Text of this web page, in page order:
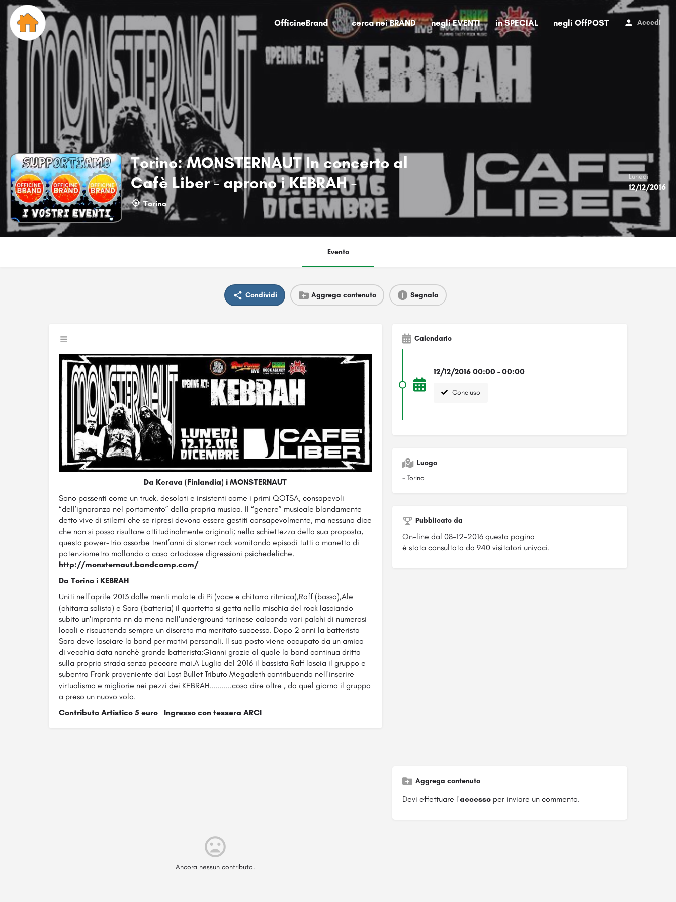
OfficineBrand cerca nei BRAND negli EVENTI in SPECIAL negli OffPOST Accedi
Torino: MONSTERNAUT In concerto al
Cafè Liber - aprono i KEBRAH -
Torino
Lunedi
12/12/2016
Evento
Condividi Aggrega contenuto Segnala
Da Kerava (Finlandia) i MONSTERNAUT
Sono possenti come un truck, desolati e insistenti come i primi QOTSA, consapevoli
“dell’ignoranza nel portamento” della propria musica. Il “genere” musicale blandamente
detto vive di stilemi che se ripresi devono essere gestiti consapevolmente, ma nessuno dice
che non si possa risultare attitudinalmente originali; nella schiettezza della sua proposta,
questo power-trio assorbe trent’anni di stoner rock vomitando episodi tutti a manetta di
potenziometro mollando a casa ortodosse digressioni psichedeliche.
http://monsternaut.bandcamp.com/
Da Torino i KEBRAH
Uniti nell'aprile 2013 dalle menti malate di Pi (voce e chitarra ritmica),Raff (basso),Ale
(chitarra solista) e Sara (batteria) il quartetto si getta nella mischia del rock lasciando
subito un'impronta nn da meno nell'underground torinese calcando vari palchi di numerosi
locali e riscuotendo sempre un discreto ma meritato successo. Dopo 2 anni la batterista
Sara deve lasciare la band per motivi personali. Il suo posto viene occupato da un amico
di vecchia data nonchè grande batterista:Gianni grazie al quale la band continua dritta
sulla propria strada senza peccare mai.A Luglio del 2016 il bassista Raff lascia il gruppo e
subentra Frank proveniente dai Last Bullet Tributo Megadeth contribuendo nell'inserire
virtualismo e migliorie nei pezzi dei KEBRAH...........cosa dire oltre , da quel giorno il gruppo
a preso un nuovo volo.
Contributo Artistico 5 euro Ingresso con tessera ARCI
Calendario
12/12/2016 00:00 - 00:00
Concluso
Luogo
- Torino
Pubblicato da
On-line dal 08-12-2016 questa pagina
è stata consultata da 940 visitatori univoci.
Ancora nessun contributo.
Aggrega contenuto
Devi effettuare l'accessoper inviare un commento.